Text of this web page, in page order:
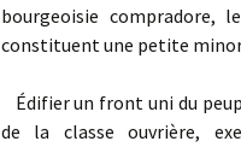
bourgeoisie compradore,
constituent une petite
Édifier un front uni du
de la classe ouvrière,